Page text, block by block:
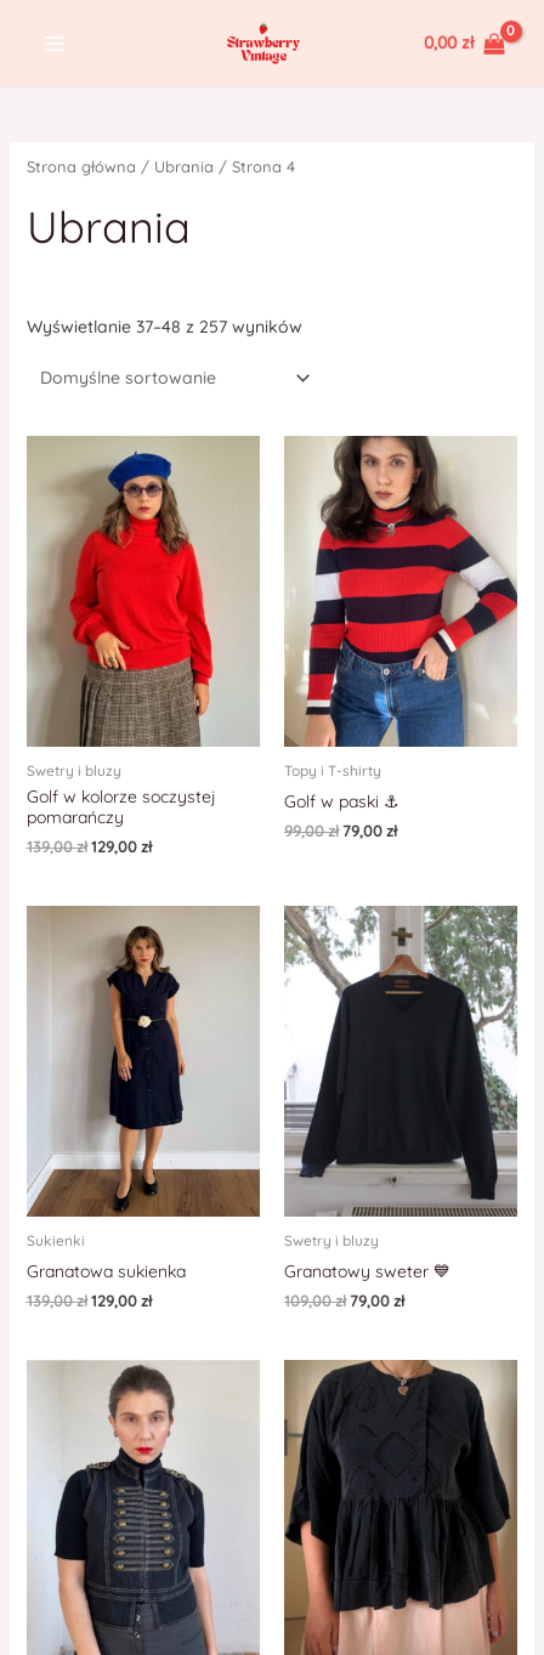
0,00zł
Strona główna / Ubrania / Strona 4
Ubrania
Wyświetlanie 37–48 z 257 wyników
Swetry i bluzy
Golf w kolorze soczystej
pomarańczy
139,00zł 129,00zł
Topy i T-shirty
Golf w paski ⚓️
99,00zł79,00zł
Sukienki
Granatowa sukienka
139,00zł 129,00zł
Swetry i bluzy
Granatowy sweter 💙
109,00zł79,00zł